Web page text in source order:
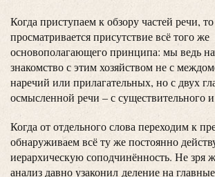
Когда приступаем к обзору частей речи, то
просматривается присутствие всё того же
основополагающего принципа: мы ведь
знакомство с этим хозяйством не с
наречий или прилагательных, но с двух
осмысленной речи – с существительного и
Когда от отдельного слова переходим к
обнаруживаем всё ту же постоянно
иерархическую соподчинённость. Не зря
анализ давно узаконил деление на